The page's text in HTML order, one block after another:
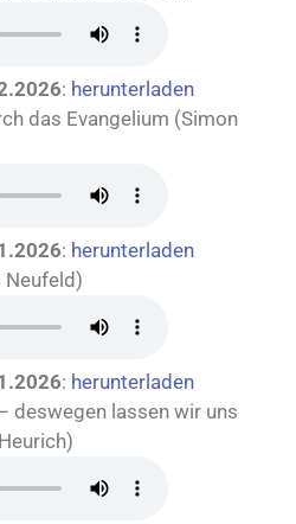
: herunterladen
das Evangelium (Simon
: herunterladen
Neufeld)
: herunterladen
deswegen lassen wir uns